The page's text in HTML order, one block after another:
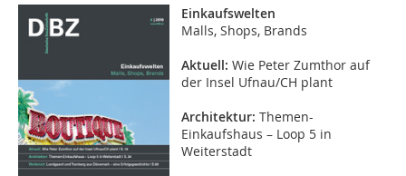
Einkaufswelten
Malls, Shops, Brands
Aktuell: Wie Peter Zumthor auf
der Insel Ufnau/CH plant
Architektur: Themen-
Einkaufshaus – Loop 5 in
Weiterstadt